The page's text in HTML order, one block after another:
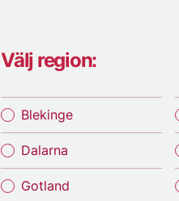
Välj region:
Blekinge
Dalarna
Gotland